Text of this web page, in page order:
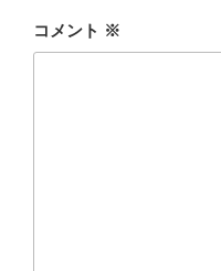
コメント ※